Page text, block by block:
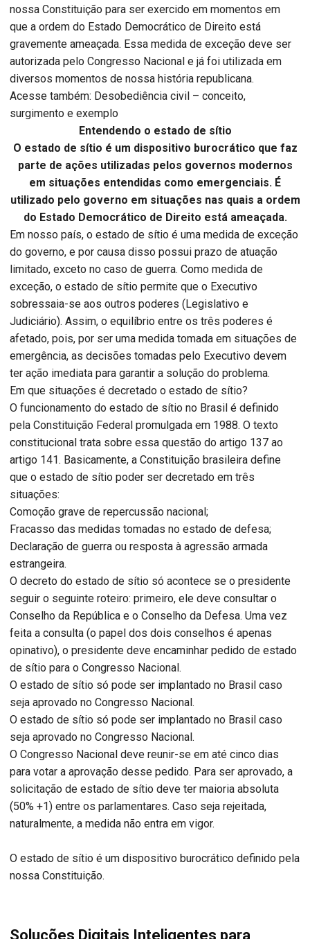
nossa Constituição para ser exercido em momentos em
que a ordem do Estado Democrático de Direito está
gravemente ameaçada. Essa medida de exceção deve ser
autorizada pelo Congresso Nacional e já foi utilizada em
diversos momentos de nossa história republicana.
Acesse também: Desobediência civil – conceito,
surgimento e exemplo
Entendendo o estado de sítio
O estado de sítio é um dispositivo burocrático que faz
parte de ações utilizadas pelos governos modernos
em situações entendidas como emergenciais. É
utilizado pelo governo em situações nas quais a ordem
do Estado Democrático de Direito está ameaçada.
Em nosso país, o estado de sítio é uma medida de exceção
do governo, e por causa disso possui prazo de atuação
limitado, exceto no caso de guerra. Como medida de
exceção, o estado de sítio permite que o Executivo
sobressaia-se aos outros poderes (Legislativo e
Judiciário). Assim, o equilíbrio entre os três poderes é
afetado, pois, por ser uma medida tomada em situações de
emergência, as decisões tomadas pelo Executivo devem
ter ação imediata para garantir a solução do problema.
Em que situações é decretado o estado de sítio?
O funcionamento do estado de sítio no Brasil é definido
pela Constituição Federal promulgada em 1988. O texto
constitucional trata sobre essa questão do artigo 137 ao
artigo 141. Basicamente, a Constituição brasileira define
que o estado de sítio poder ser decretado em três
situações:
Comoção grave de repercussão nacional;
Fracasso das medidas tomadas no estado de defesa;
Declaração de guerra ou resposta à agressão armada
estrangeira.
O decreto do estado de sítio só acontece se o presidente
seguir o seguinte roteiro: primeiro, ele deve consultar o
Conselho da República e o Conselho da Defesa. Uma vez
feita a consulta (o papel dos dois conselhos é apenas
opinativo), o presidente deve encaminhar pedido de estado
de sítio para o Congresso Nacional.
O estado de sítio só pode ser implantado no Brasil caso
seja aprovado no Congresso Nacional.
O estado de sítio só pode ser implantado no Brasil caso
seja aprovado no Congresso Nacional.
O Congresso Nacional deve reunir-se em até cinco dias
para votar a aprovação desse pedido. Para ser aprovado, a
solicitação de estado de sítio deve ter maioria absoluta
(50% +1) entre os parlamentares. Caso seja rejeitada,
naturalmente, a medida não entra em vigor.
O estado de sítio é um dispositivo burocrático definido pela
nossa Constituição.
Soluções Digitais Inteligentes para